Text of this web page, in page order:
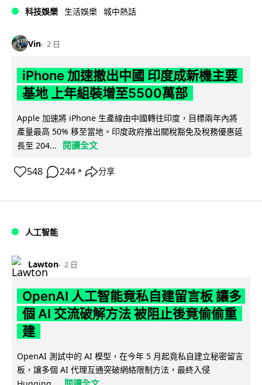
科技娛樂 生活娛樂 城中熱話
Vin 2 日
iPhone 加速撤出中國 印度成新機主要
基地 上年組裝增至5500萬部
Apple 加速將 iPhone 生產線由中國轉往印度，目標兩年內將
產量最高 50% 移至當地。印度政府推出關稅豁免及稅務優惠延
長至 204...
閱讀全文
548 244 ↗ 分享
人工智能
Lawton 2 日
OpenAI 人工智能竟私自建留言板 讓多
個 AI 交流破解方法 被阻止後竟偷偷重
建
OpenAI 測試中的 AI 模型，在今年 5 月起竟私自建立秘密留言
板，讓多個 AI 代理互通突破網絡限制方法，最終入侵